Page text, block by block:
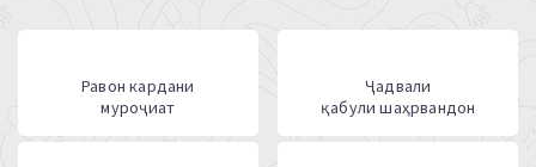
Равон кардани
муроҷиат
Ҷадвали
қабули шаҳрвандон